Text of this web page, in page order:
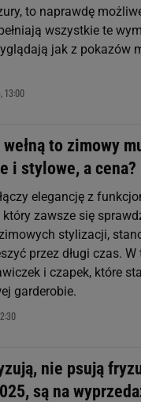
to naprawdę
wszystkie te
jak z pokazów
13:00
to zimowy
i stylowe, a cena?
elegancję z
zawsze się
stylizacji,
przez długi czas.
i czapek, które
garderobie.
nie psują
są na